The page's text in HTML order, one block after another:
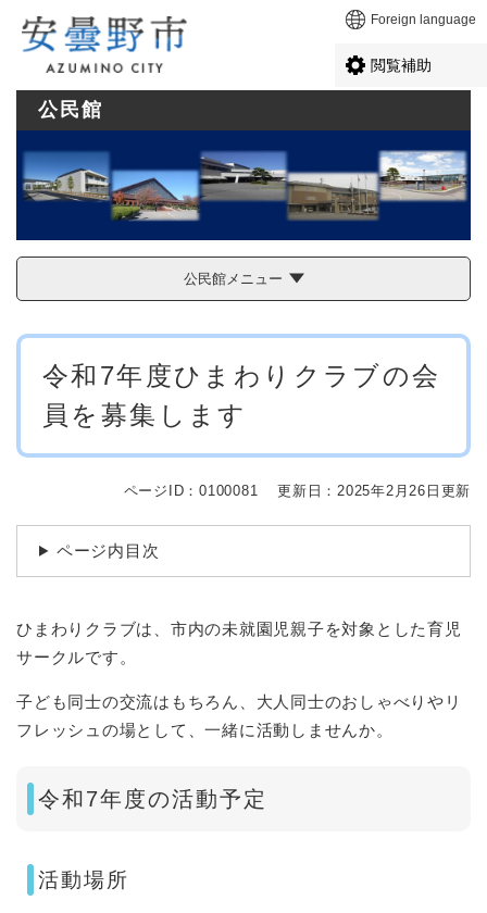
メニューを飛ばして本文へ Foreign language
閲覧補助
公民館
公民館メニュー
本
令和7年度ひまわりクラブの会
員を募集します
ページID：0100081 更新日：2025年2月26日更新
ページ内目次
ひまわりクラブは、市内の未就園児親子を対象とした育児
サークルです。
子ども同士の交流はもちろん、大人同士のおしゃべりやリ
フレッシュの場として、一緒に活動しませんか。
令和7年度の活動予定
活動場所